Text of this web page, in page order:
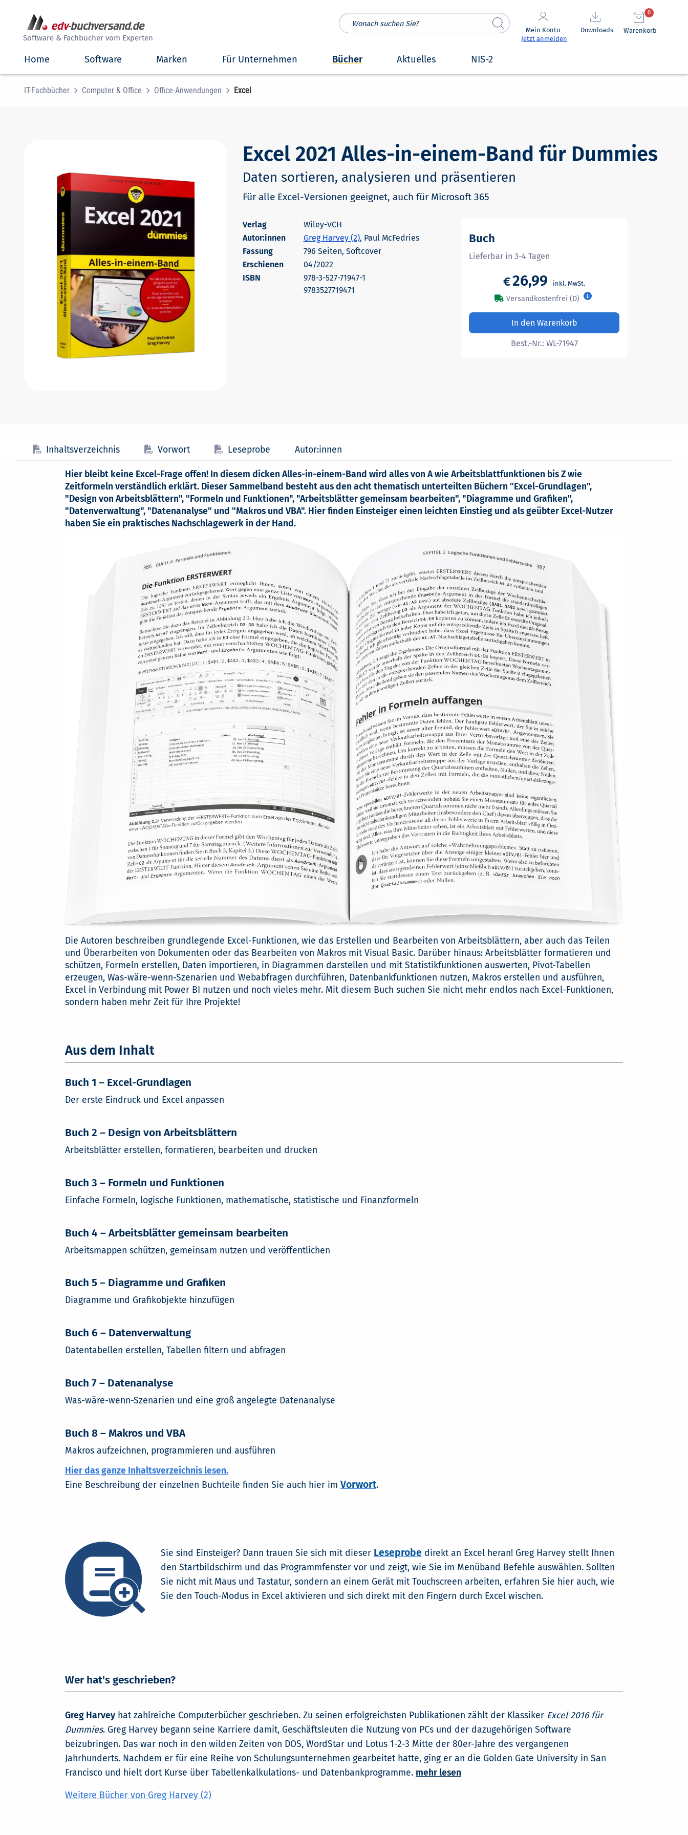
Software & Fachbücher vom Experten
Mein Konto
Jetzt anmelden
Downloads Warenkorb
0
Home Software Marken Für Unternehmen Bücher Aktuelles NIS-2
IT-Fachbücher Computer & Office Office-Anwendungen Excel
Excel 2021 Alles-in-einem-Band für Dummies
Daten sortieren, analysieren und präsentieren
Für alle Excel-Versionen geeignet, auch für Microsoft 365
Wiley-VCH
Autor:innen
Greg Harvey (2), Paul McFedries
796 Seiten, Softcover
Erschienen
04/2022
978-3-527-71947-1
9783527719471
Buch
Lieferbar in 3-4 Tagen
€26,99
Versandkostenfrei (D)
In den Warenkorb
Best.-Nr.: WL-71947
Inhaltsverzeichnis Vorwort Leseprobe Autor:innen
Hier bleibt keine Excel-Frage offen! In diesem dicken Alles-in-einem-Band wird alles von A wie Arbeitsblattfunktionen bis Z wie
Zeitformeln verständlich erklärt. Dieser Sammelband besteht aus den acht thematisch unterteilten Büchern "Excel-Grundlagen",
"Design von Arbeitsblättern", "Formeln und Funktionen", "Arbeitsblätter gemeinsam bearbeiten", "Diagramme und Grafiken",
"Datenverwaltung", "Datenanalyse" und "Makros und VBA". Hier finden Einsteiger einen leichten Einstieg und als geübter Excel-Nutzer
haben Sie ein praktisches Nachschlagewerk in der Hand.
Die Autoren beschreiben grundlegende Excel-Funktionen, wie das Erstellen und Bearbeiten von Arbeitsblättern, aber auch das Teilen
und Überarbeiten von Dokumenten oder das Bearbeiten von Makros mit Visual Basic. Darüber hinaus: Arbeitsblätter formatieren und
schützen, Formeln erstellen, Daten importieren, in Diagrammen darstellen und mit Statistikfunktionen auswerten, Pivot-Tabellen
erzeugen, Was-wäre-wenn-Szenarien und Webabfragen durchführen, Datenbankfunktionen nutzen, Makros erstellen und ausführen,
Excel in Verbindung mit Power BI nutzen und noch vieles mehr. Mit diesem Buch suchen Sie nicht mehr endlos nach Excel-Funktionen,
sondern haben mehr Zeit für Ihre Projekte!
Aus dem Inhalt
Buch 1 – Excel-Grundlagen
Der erste Eindruck und Excel anpassen
Buch 2 – Design von Arbeitsblättern
Arbeitsblätter erstellen, formatieren, bearbeiten und drucken
Buch 3 – Formeln und Funktionen
Einfache Formeln, logische Funktionen, mathematische, statistische und Finanzformeln
Buch 4 – Arbeitsblätter gemeinsam bearbeiten
Arbeitsmappen schützen, gemeinsam nutzen und veröffentlichen
Buch 5 – Diagramme und Grafiken
Diagramme und Grafikobjekte hinzufügen
Buch 6 – Datenverwaltung
Datentabellen erstellen, Tabellen filtern und abfragen
Buch 7 – Datenanalyse
Was-wäre-wenn-Szenarien und eine groß angelegte Datenanalyse
Buch 8 – Makros und VBA
Makros aufzeichnen, programmieren und ausführen
Hier das ganze Inhaltsverzeichnis lesen.
Eine Beschreibung der einzelnen Buchteile finden Sie auch hier im Vorwort.
Sie sind Einsteiger? Dann trauen Sie sich mit dieser Leseprobe direkt an Excel heran! Greg Harvey stellt Ihnen
den Startbildschirm und das Programmfenster vor und zeigt, wie Sie im Menüband Befehle auswählen. Sollten
Sie nicht mit Maus und Tastatur, sondern an einem Gerät mit Touchscreen arbeiten, erfahren Sie hier auch, wie
Sie den Touch-Modus in Excel aktivieren und sich direkt mit den Fingern durch Excel wischen.
Wer hat's geschrieben?
Greg Harveyhat zahlreiche Computerbücher geschrieben. Zu seinen erfolgreichsten Publikationen zählt der Klassiker Excel 2016 für
Dummies. Greg Harvey begann seine Karriere damit, Geschäftsleuten die Nutzung von PCs und der dazugehörigen Software
beizubringen. Das war noch in den wilden Zeiten von DOS, WordStar und Lotus 1-2-3 Mitte der 80er-Jahre des vergangenen
Jahrhunderts. Nachdem er für eine Reihe von Schulungsunternehmen gearbeitet hatte, ging er an die Golden Gate University in San
Francisco und hielt dort Kurse über Tabellenkalkulations- und Datenbankprogramme. mehr lesen
Weitere Bücher von Greg Harvey (2)